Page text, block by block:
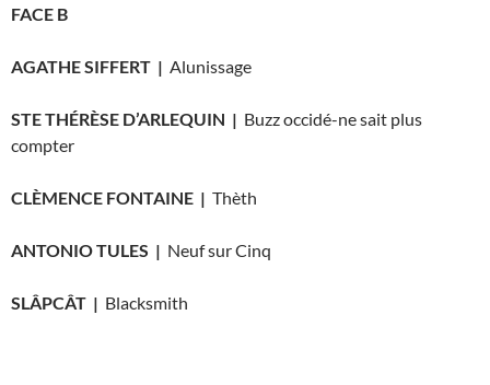
FACE B
AGATHE SIFFERT | Alunissage
STE THÉRÈSE D’ARLEQUIN | Buzz occidé-ne sait plus
compter
CLÈMENCE FONTAINE | Thèth
ANTONIO TULES | Neuf sur Cinq
SLÂPCÂT | Blacksmith